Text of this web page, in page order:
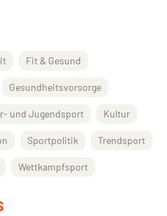
Fit & Gesund
Gesundheitsvorsorge
und Jugendsport Kultur
Sportpolitik Trendsport
Wettkampfsport